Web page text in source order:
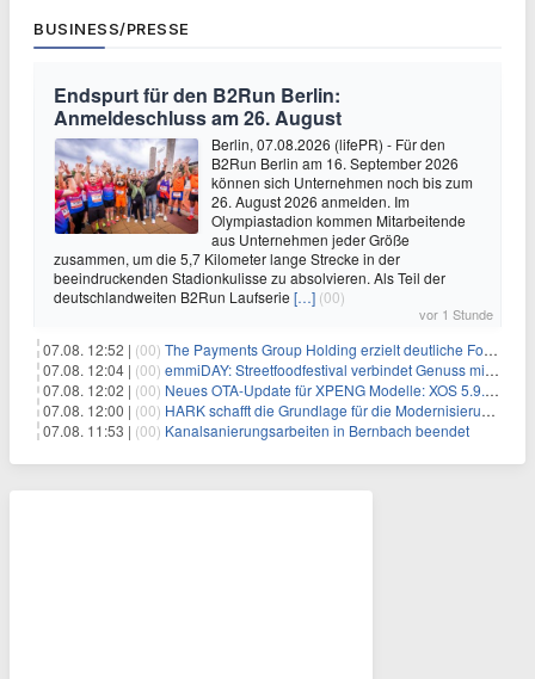
BUSINESS/PRESSE
Endspurt für den B2Run Berlin:
Anmeldeschluss am 26. August
Berlin, 07.08.2026 (lifePR) - Für den
B2Run Berlin am 16. September 2026
können sich Unternehmen noch bis zum
26. August 2026 anmelden. Im
Olympiastadion kommen Mitarbeitende
aus Unternehmen jeder Größe
zusammen, um die 5,7 Kilometer lange Strecke in der
beeindruckenden Stadionkulisse zu absolvieren. Als Teil der
deutschlandweiten B2Run Laufserie […] (00)
vor 1 Stunde
07.08. 12:52 | (00) The Payments Group Holding erzielt deutliche Fortschritte bei ihren AI-Projekten
07.08. 12:04 | (00) emmiDAY: Streetfoodfestival verbindet Genuss mit Engagement gegen Brustkrebs
07.08. 12:02 | (00) Neues OTA-Update für XPENG Modelle: XOS 5.9.5 erweitert Sicherheits-, Lade- und Komfortfunktionen
07.08. 12:00 | (00) HARK schafft die Grundlage für die Modernisierung seiner IBM i-Anwendungen
07.08. 11:53 | (00) Kanalsanierungsarbeiten in Bernbach beendet